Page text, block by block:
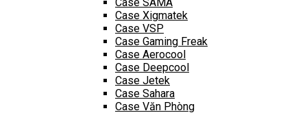
Case SAMA
Case Xigmatek
Case VSP
Case Gaming Freak
Case Aerocool
Case Deepcool
Case Jetek
Case Sahara
Case Văn Phòng